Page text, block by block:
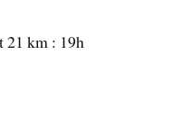
21 km : 19h